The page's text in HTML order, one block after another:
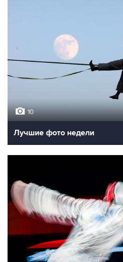
10
Лучшие фото недели